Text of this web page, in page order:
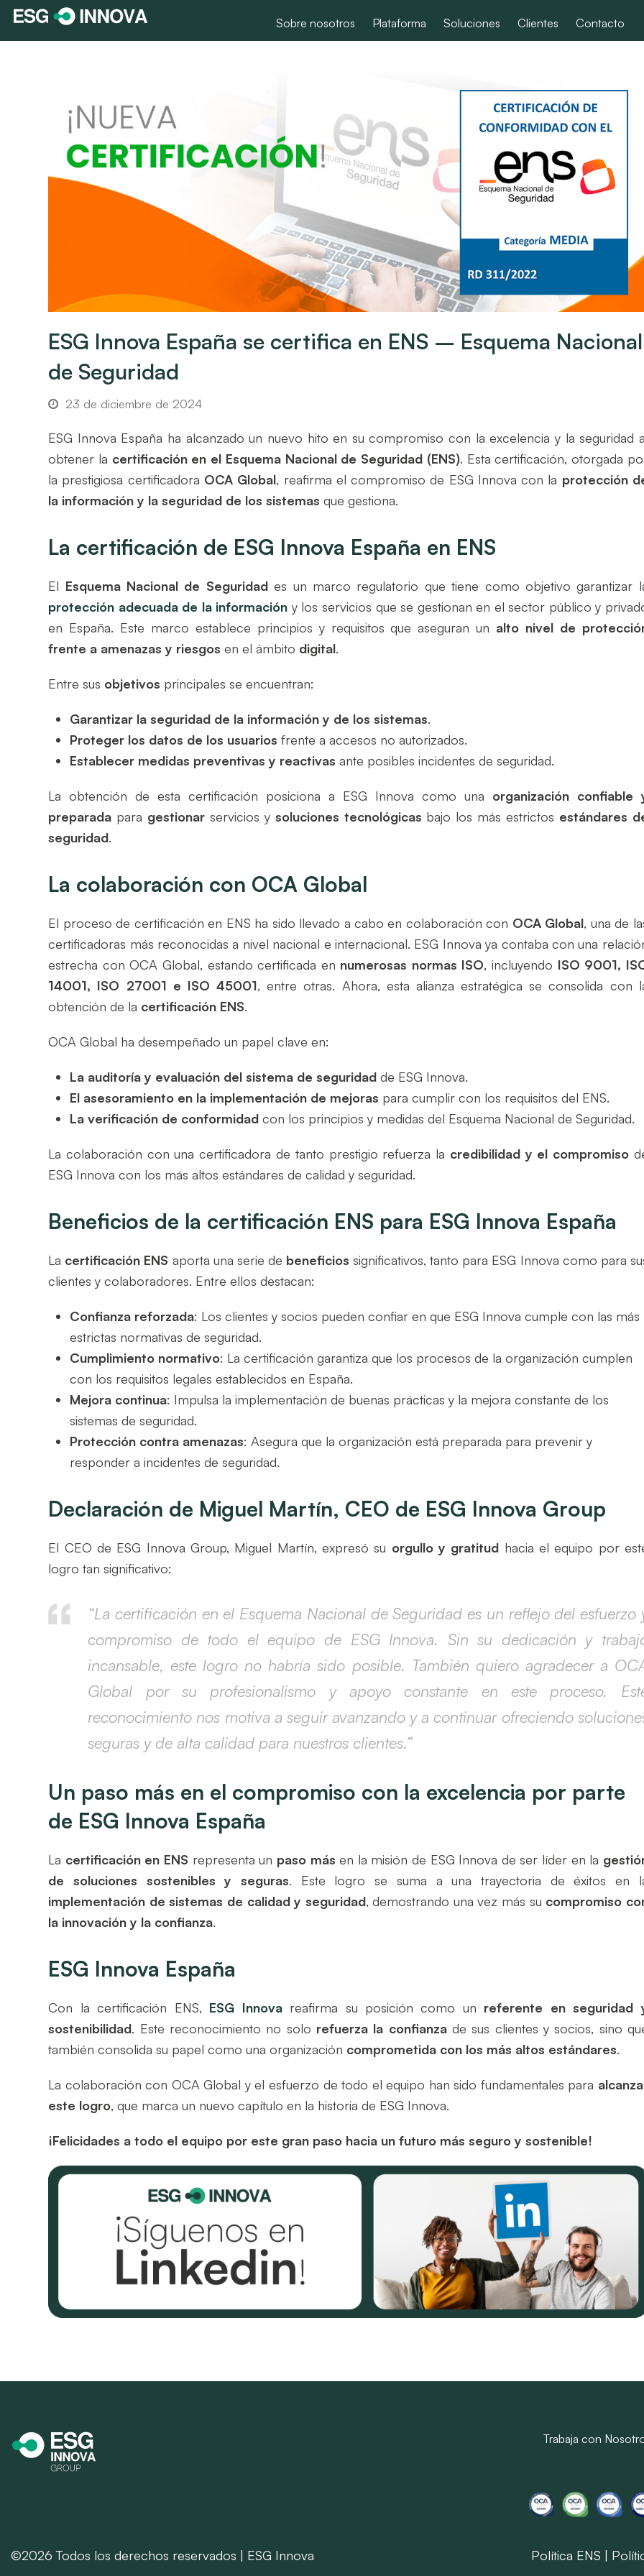
Sobre nosotros Plataforma Soluciones Clientes Contacto
ESG Innova España se certifica en ENS – Esquema Nacional
de Seguridad
23 de diciembre de 2024
ESG Innova España ha alcanzado un nuevo hito en su compromiso con la excelencia y la seguridad
obtener la certificación en el Esquema Nacional de Seguridad (ENS). Esta certificación, otorgada
la prestigiosa certificadora OCA Global, reafirma el compromiso de ESG Innova con la protección
la información y la seguridad de los sistemas que gestiona.
La certificación de ESG Innova España en ENS
El Esquema Nacional de Seguridades un marco regulatorio que tiene como objetivo garantizar
protección adecuada de la información y los servicios que se gestionan en el sector público y
en España. Este marco establece principios y requisitos que aseguran un alto nivel de
frente a amenazas y riesgos en el ámbito digital.
Entre sus objetivos principales se encuentran:
Garantizar la seguridad de la información y de los sistemas.
Proteger los datos de los usuarios frente a accesos no autorizados.
Establecer medidas preventivas y reactivas ante posibles incidentes de seguridad.
La obtención de esta certificación posiciona a ESG Innova como una organización confiable
preparada para gestionarservicios y soluciones tecnológicas bajo los más estrictos estándares
seguridad.
La colaboración con OCA Global
El proceso de certificación en ENS ha sido llevado a cabo en colaboración con OCA Global, una de
certificadoras más reconocidas a nivel nacional e internacional. ESG Innova ya contaba con una
estrecha con OCA Global, estando certificada en numerosas normas ISO, incluyendo ISO 9001,
14001, ISO 27001 e ISO 45001, entre otras. Ahora, esta alianza estratégica se consolida con
obtención de la certificación ENS.
OCA Global ha desempeñado un papel clave en:
La auditoría y evaluación del sistema de seguridad de ESG Innova.
El asesoramiento en la implementación de mejoras para cumplir con los requisitos del ENS.
La verificación de conformidad con los principios y medidas del Esquema Nacional de Seguridad.
La colaboración con una certificadora de tanto prestigio refuerza la credibilidad y el compromiso
ESG Innova con los más altos estándares de calidad y seguridad.
Beneficios de la certificación ENS para ESG Innova España
La certificación ENS aporta una serie de beneficios significativos, tanto para ESG Innova como para
clientes y colaboradores. Entre ellos destacan:
Confianza reforzada: Los clientes y socios pueden confiar en que ESG Innova cumple con las más
estrictas normativas de seguridad.
Cumplimiento normativo: La certificación garantiza que los procesos de la organización cumplen
con los requisitos legales establecidos en España.
Mejora continua: Impulsa la implementación de buenas prácticas y la mejora constante de los
sistemas de seguridad.
Protección contra amenazas: Asegura que la organización está preparada para prevenir y
responder a incidentes de seguridad.
Declaración de Miguel Martín, CEO de ESG Innova Group
El CEO de ESG Innova Group, Miguel Martín, expresó su orgullo y gratitud hacia el equipo por
logro tan significativo:
“La certificación en el Esquema Nacional de Seguridad es un reflejo del esfuerzo
compromiso de todo el equipo de ESG Innova. Sin su dedicación y
incansable, este logro no habría sido posible. También quiero agradecer a
Global por su profesionalismo y apoyo constante en este proceso.
reconocimiento nos motiva a seguir avanzando y a continuar ofreciendo
seguras y de alta calidad para nuestros clientes.”
Un paso más en el compromiso con la excelencia por parte
de ESG Innova España
La certificación en ENS representa un paso más en la misión de ESG Innova de ser líder en la
de soluciones sostenibles y seguras. Este logro se suma a una trayectoria de éxitos en
implementación de sistemas de calidad y seguridad, demostrando una vez más su compromiso
la innovación y la confianza.
ESG Innova España
Con la certificación ENS, ESG Innovareafirma su posición como un referente en seguridad
sostenibilidad. Este reconocimiento no solo refuerza la confianzade sus clientes y socios, sino
también consolida su papel como una organización comprometida con los más altos estándares.
La colaboración con OCA Global y el esfuerzo de todo el equipo han sido fundamentales para
este logro, que marca un nuevo capítulo en la historia de ESG Innova.
¡Felicidades a todo el equipo por este gran paso hacia un futuro más seguro y sostenible!
Trabaja con
©2026 Todos los derechos reservados | ESG Innova Política ENS |